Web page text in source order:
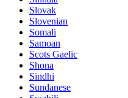
Slovak
Slovenian
Somali
Samoan
Scots Gaelic
Shona
Sindhi
Sundanese